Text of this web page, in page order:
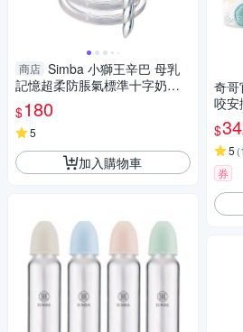
商店 Simba 小獅王辛巴 母乳
記憶超柔防脹氣標準十字奶嘴
(S/M/L/XXL)-4入【佳兒園婦幼
館】
$180
5
加入購物車
奇哥
咬安
$
5 (1
券